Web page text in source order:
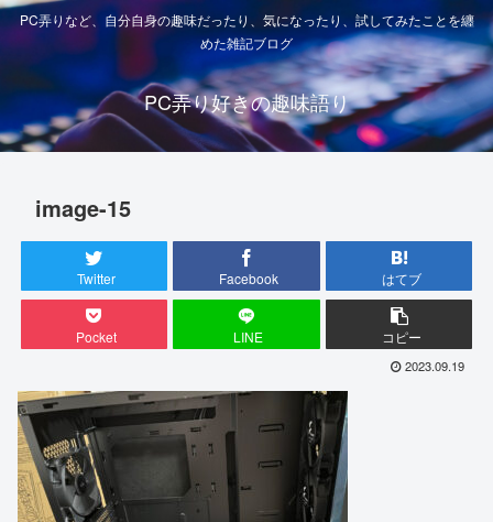
PC弄りなど、自分自身の趣味だったり、気になったり、試してみたことを纏
めた雑記ブログ
PC弄り好きの趣味語り
image-15
Twitter Facebook はてブ
Pocket LINE コピー
2023.09.19